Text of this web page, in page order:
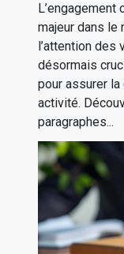
majeur dans le
l’attention
désormais
pour assurer
activité.
paragraphes...